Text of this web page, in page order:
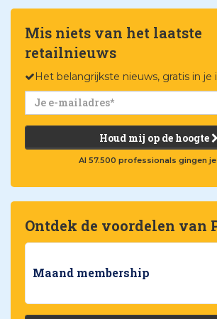
Mis niets van het laatste
retailnieuws
Het belangrijkste nieuws, gratis in je
Houd mij op de hoogte
Al 57.500 professionals gingen
Ontdek de voordelen van
Maand membership